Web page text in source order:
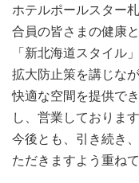
ホテルポールスター
合員の皆さまの健康
「新北海道スタイル
拡大防止策を講じな
快適な空間を提供で
し、営業しております
今後とも、引き続き
ただきますよう重ね